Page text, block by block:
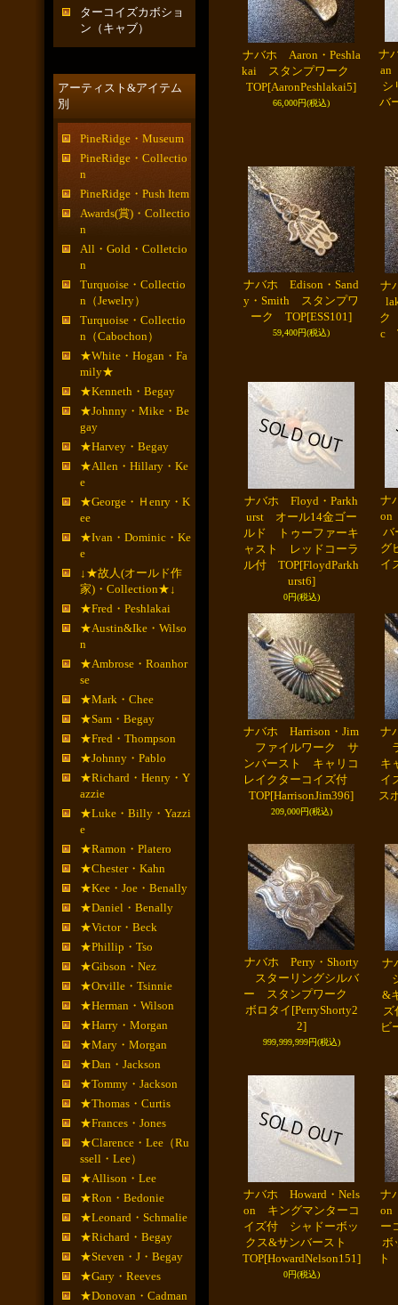
ターコイズカボショ
ン（キャブ）
アーティスト&アイテム
別
PineRidge・Museum
PineRidge・Collectio
n
PineRidge・Push Item
Awards(賞)・Collectio
n
All・Gold・Colletcio
n
Turquoise・Collectio
n（Jewelry）
Turquoise・Collectio
n（Cabochon）
★White・Hogan・Fa
mily★
★Kenneth・Begay
★Johnny・Mike・Be
gay
★Harvey・Begay
★Allen・Hillary・Ke
e
★George・Ｈenry・K
ee
★Ivan・Dominic・Ke
e
↓★故人(オールド作
家)・Collection★↓
★Fred・Peshlakai
★Austin&Ike・Wilso
n
★Ambrose・Roanhor
se
★Mark・Chee
★Sam・Begay
★Fred・Thompson
★Johnny・Pablo
★Richard・Henry・Y
azzie
★Luke・Billy・Yazzi
e
★Ramon・Platero
★Chester・Kahn
★Kee・Joe・Benally
★Daniel・Benally
★Victor・Beck
★Phillip・Tso
★Gibson・Nez
★Orville・Tsinnie
★Herman・Wilson
★Harry・Morgan
★Mary・Morgan
★Dan・Jackson
★Tommy・Jackson
★Thomas・Curtis
★Frances・Jones
★Clarence・Lee（Ru
ssell・Lee）
★Allison・Lee
★Ron・Bedonie
★Leonard・Schmalie
★Richard・Begay
★Steven・J・Begay
★Gary・Reeves
★Donovan・Cadman
ナバホ Aaron・Peshla
kai スタンプワーク
TOP[AaronPeshlakai5]
66,000円(税込)
ナ
an
シ
バ
ナバホ Edison・Sand
y・Smith スタンプワ
ーク TOP[ESS101]
59,400円(税込)
ナ
ク
c
ナバホ Floyd・Parkh
urst オール14金ゴー
ルド トゥーファーキ
ャスト レッドコーラ
ル付 TOP[FloydParkh
urst6]
0円(税込)
ナ
on
バ
グ
イ
ナバホ Harrison・Jim
ファイルワーク サ
ンバースト キャリコ
レイクターコイズ付
TOP[HarrisonJim396]
209,000円(税込)
ナ
キ
イ
ス
ナバホ Perry・Shorty
スターリングシルバ
ー スタンプワーク
ボロタイ [PerryShorty2
2]
999,999,999円(税込)
ナ
&
ビ
ナバホ Howard・Nels
on キングマンターコ
イズ付 シャドーボッ
クス&サンバースト
TOP[HowardNelson151]
0円(税込)
ナ
on
ー
ボ
ト